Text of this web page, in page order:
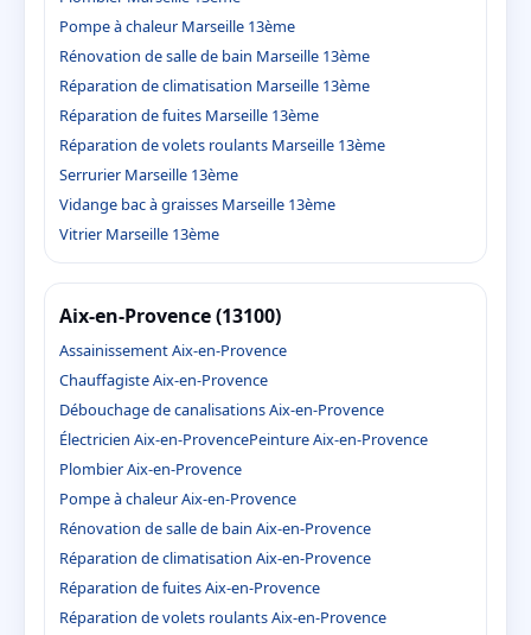
Pompe à chaleur Marseille 13ème
Rénovation de salle de bain Marseille 13ème
Réparation de climatisation Marseille 13ème
Réparation de fuites Marseille 13ème
Réparation de volets roulants Marseille 13ème
Serrurier Marseille 13ème
Vidange bac à graisses Marseille 13ème
Vitrier Marseille 13ème
Aix-en-Provence (13100)
Assainissement Aix-en-Provence
Chauffagiste Aix-en-Provence
Débouchage de canalisations Aix-en-Provence
Électricien Aix-en-ProvencePeinture Aix-en-Provence
Plombier Aix-en-Provence
Pompe à chaleur Aix-en-Provence
Rénovation de salle de bain Aix-en-Provence
Réparation de climatisation Aix-en-Provence
Réparation de fuites Aix-en-Provence
Réparation de volets roulants Aix-en-Provence